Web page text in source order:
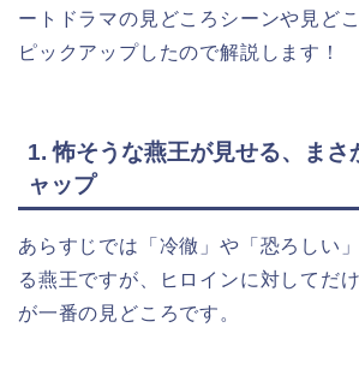
ートドラマの見どころシーンや見ど
ピックアップしたので解説します！
1. 怖そうな燕王が見せる、まさ
ャップ
あらすじでは「冷徹」や「恐ろしい
る燕王ですが、ヒロインに対してだ
が一番の見どころです。